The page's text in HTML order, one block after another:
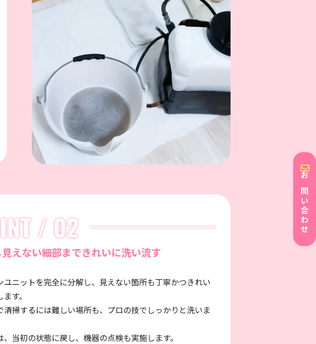
お問い合わせ
/ 02
えない細部まできれいに洗い流す
ユニットを完全に分解し、見えない箇所も丁寧かつきれい
す。
清掃するには難しい場所も、プロの技でしっかりと洗いま
、当初の状態に戻し、機器の点検も実施します。